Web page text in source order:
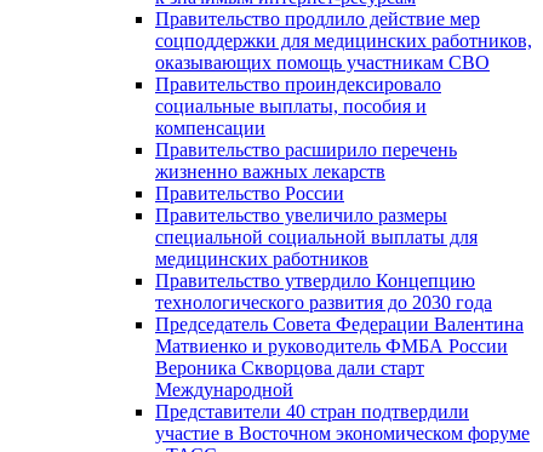
Правительство продлило действие мер
соцподдержки для медицинских работников,
оказывающих помощь участникам СВО
Правительство проиндексировало
социальные выплаты, пособия и
компенсации
Правительство расширило перечень
жизненно важных лекарств
Правительство России
Правительство увеличило размеры
специальной социальной выплаты для
медицинских работников
Правительство утвердило Концепцию
технологического развития до 2030 года
Председатель Совета Федерации Валентина
Матвиенко и руководитель ФМБА России
Вероника Скворцова дали старт
Международной
Представители 40 стран подтвердили
участие в Восточном экономическом форуме